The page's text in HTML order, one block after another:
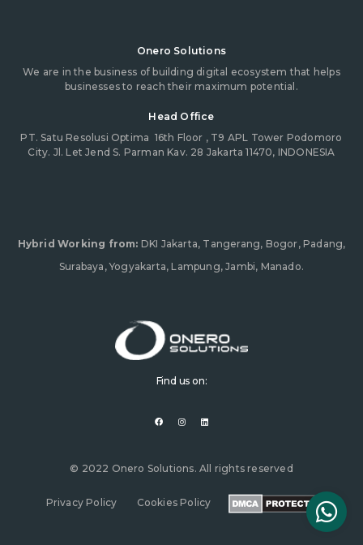
Onero Solutions
We are in the business of building digital ecosystem that helps
businesses to reach their maximum potential.
Head Office
PT. Satu Resolusi Optima 16th Floor , T9 APL Tower Podomoro
City. Jl. Let Jend S. Parman Kav. 28 Jakarta 11470, INDONESIA
Hybrid Working from: DKI Jakarta, Tangerang, Bogor, Padang,
Surabaya, Yogyakarta, Lampung, Jambi, Manado.
Find us on:
a
c
o
k
n
s
a
i
n
n
© 2022 Onero Solutions. All rights reserved
Privacy Policy Cookies Policy